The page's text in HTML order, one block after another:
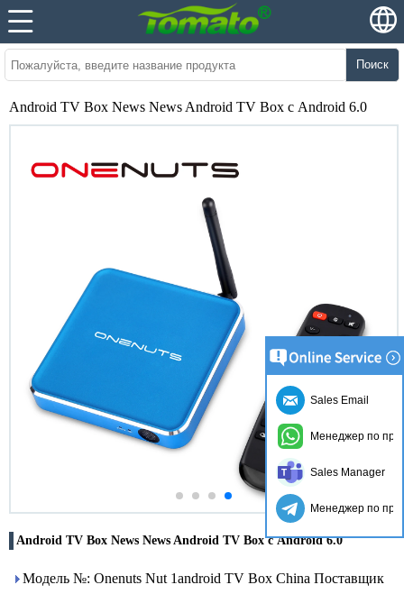
Поиск
Android TV Box News News Android TV Box с Android 6.0
Android TV Box News News Android TV Box с Android 6.0
Модель №: Onenuts Nut 1android TV Box China Поставщик
Sales Email
Менеджер по
Sales Manager
Менеджер по